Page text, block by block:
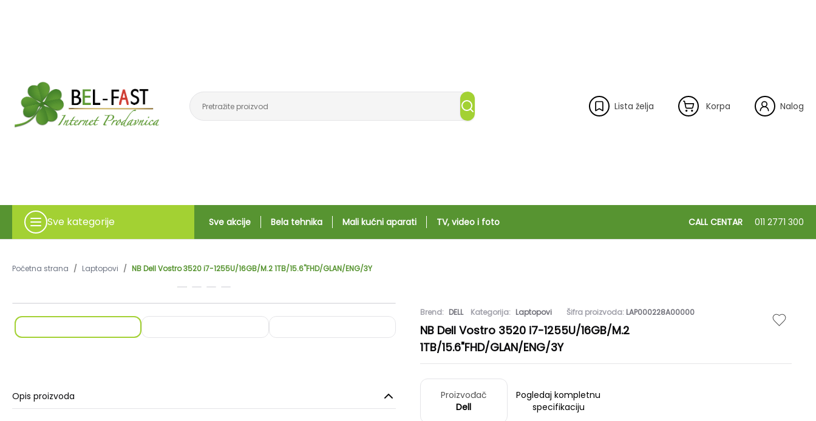
Lista želja Korpa Nalog
Sve kategorije Sve akcije Bela tehnika Mali kućni aparati TV, video i foto CALL CENTAR 011 2771 300
Početna strana / Laptopovi / NB Dell Vostro 3520 i7-1255U/16GB/M.2 1TB/15.6"FHD/GLAN/ENG/3Y
Opis proizvoda
Brend: DELL Kategorija: Laptopovi Šifra proizvoda: LAP000228A00000
NB Dell Vostro 3520 i7-1255U/16GB/M.2
1TB/15.6"FHD/GLAN/ENG/3Y
Proizvođač
Dell
Pogledaj kompletnu
specifikaciju